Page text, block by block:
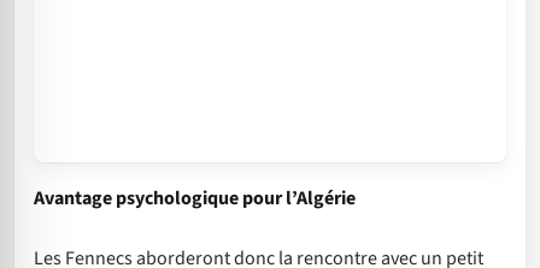
Avantage psychologique pour l’Algérie
Les Fennecs aborderont donc la rencontre avec un petit